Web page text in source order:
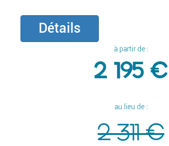
Détails
à partir de :
2 195 €
au lieu de :
2 311 €